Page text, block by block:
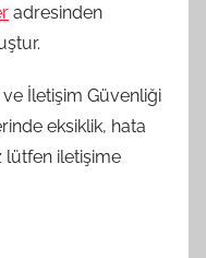
adresinden
ve İletişim Güvenliği
eksiklik, hata
lütfen iletişime